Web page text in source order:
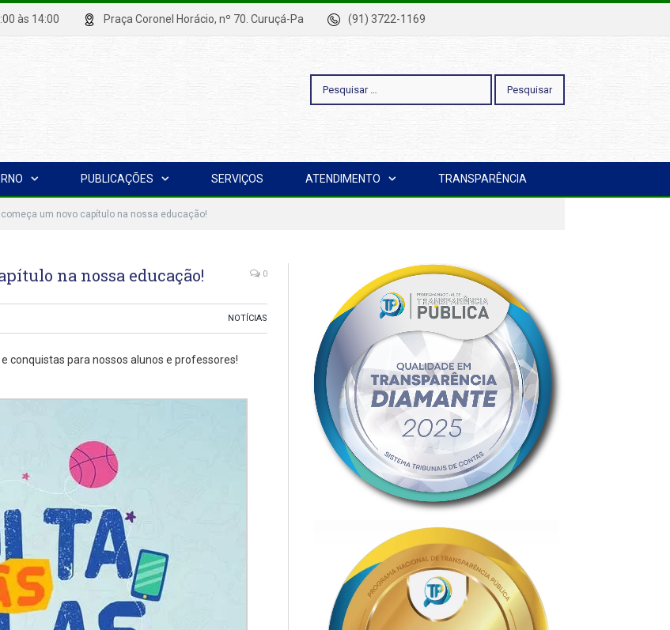
às 14:00 Praça Coronel Horácio, nº 70. Curuçá-Pa (91) 3722-1169
Pesquisar
por:
PUBLICAÇÕES SERVIÇOS ATENDIMENTO TRANSPARÊNCIA
um novo capítulo na nossa educação!
na nossa educação! 0
NOTÍCIAS
conquistas para nossos alunos e professores!